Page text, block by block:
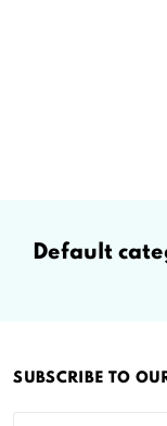
default
SUBSCRIBE TO